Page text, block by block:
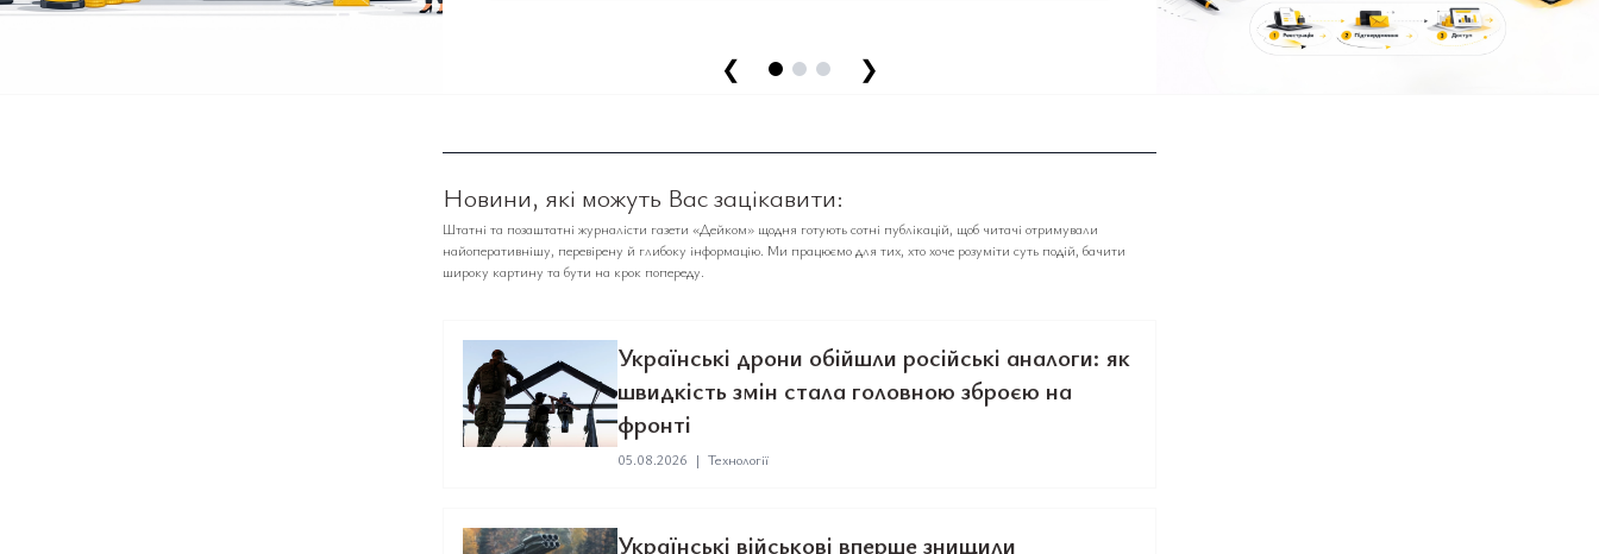
❮ ❯
Новини, які можуть Вас зацікавити:
Штатні та позаштатні журналісти газети «Дейком» щодня готують сотні публікацій, щоб читачі отримували
найоперативнішу, перевірену й глибоку інформацію. Ми працюємо для тих, хто хоче розуміти суть подій, бачити
широку картину та бути на крок попереду.
Українські дрони обійшли російські аналоги: як
швидкість змін стала головною зброєю на
фронті
05.08.2026 | Технології
Українські військові вперше знищили